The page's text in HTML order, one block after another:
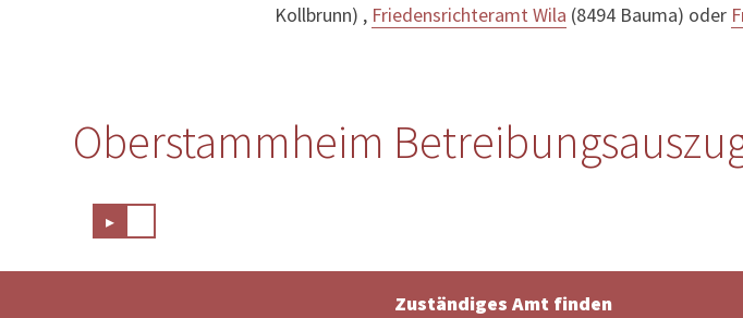
Kollbrunn) , Friedensrichteramt Wila (8494 Bauma) oder
Oberstammheim
▸
Zuständiges Amt finden